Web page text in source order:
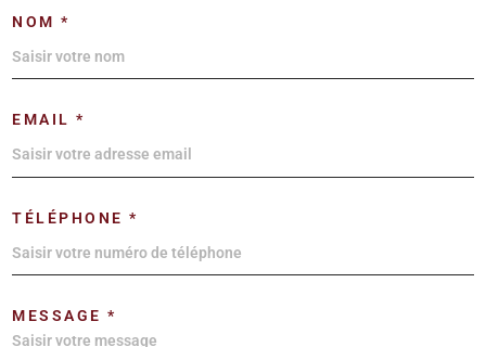
NOM *
EMAIL *
TÉLÉPHONE *
MESSAGE *